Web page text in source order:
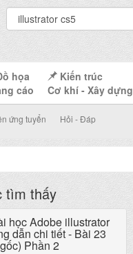
họa
cáo
Kiến trúc
Cơ khí - Xây dựng
ứng tuyển Hỏi - Đáp
tìm thấy
học Adobe illustrator
dẫn chi tiết - Bài 23
Phần 2